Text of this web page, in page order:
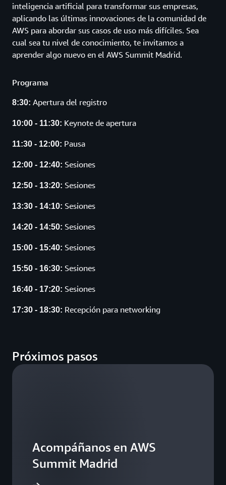
inteligencia artificial para transformar sus empresas,
aplicando las últimas innovaciones de la comunidad de
AWS para abordar sus casos de uso más difíciles. Sea
cual sea tu nivel de conocimiento, te invitamos a
aprender algo nuevo en el AWS Summit Madrid.
Programa
8:30: Apertura del registro
10:00 - 11:30: Keynote de apertura
11:30 - 12:00: Pausa
12:00 - 12:40: Sesiones
12:50 - 13:20: Sesiones
13:30 - 14:10: Sesiones
14:20 - 14:50: Sesiones
15:00 - 15:40: Sesiones
15:50 - 16:30: Sesiones
16:40 - 17:20: Sesiones
17:30 - 18:30: Recepción para networking
Próximos pasos
Acompáñanos en AWS
Summit Madrid